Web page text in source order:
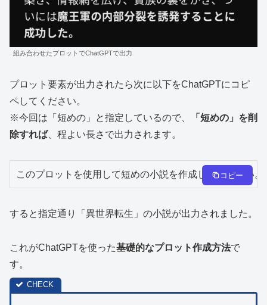
組み合わせたプロットでChatGPTで出力
プロット要素が出力されたら次に以下をChatGPTにコピ
ペしてください。
※今回は「短めの」と指定しているので、
「短めの」を削
除すれば、程よい長さで出力されます。
コピー
すると指定通り「異世界転生」の小説が出力されました。
これがChatGPTを使った基礎的なプロット作成方法で
す。